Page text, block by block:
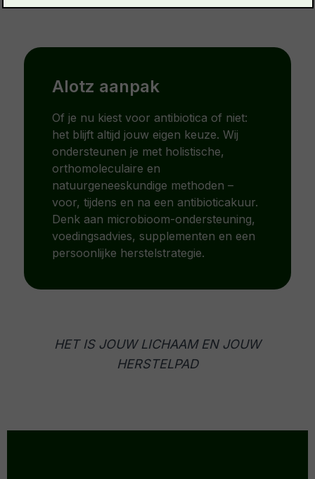
Alotz aanpak
Of je nu kiest voor antibiotica of niet:
het blijft altijd jouw eigen keuze. Wij
ondersteunen je met holistische,
orthomoleculaire en
natuurgeneeskundige methoden –
voor, tijdens en na een antibioticakuur.
Denk aan microbioom-ondersteuning,
voedingsadvies, supplementen en een
persoonlijke herstelstrategie.
HET IS JOUW LICHAAM EN JOUW
HERSTELPAD